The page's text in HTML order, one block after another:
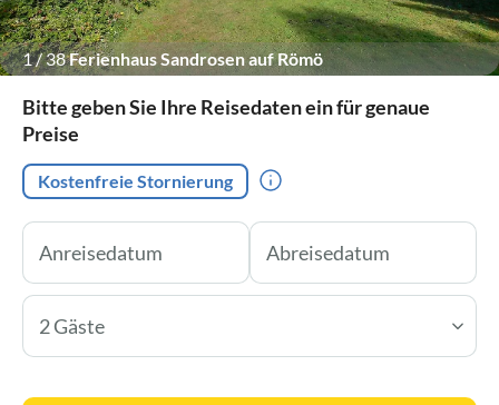
1/38Ferienhaus Sandrosen auf Römö
Bitte geben Sie Ihre Reisedaten ein für genaue
Preise
Kostenfreie Stornierung
2 Gäste